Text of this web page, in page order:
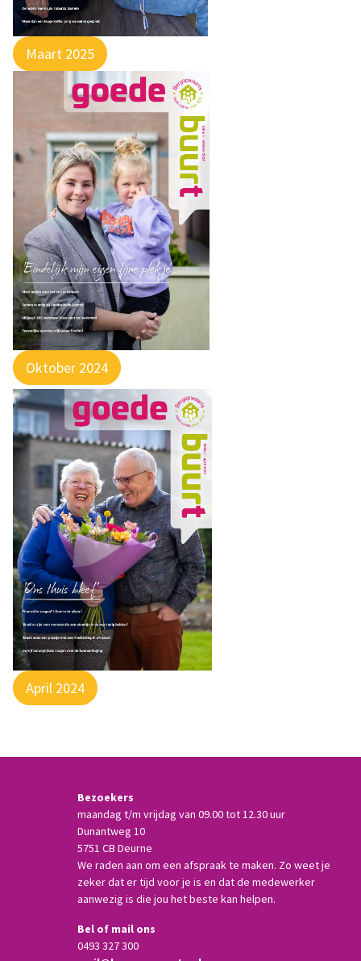
Maart 2025
Oktober 2024
April 2024
Bezoekers
maandag t/m vrijdag van 09.00 tot 12.30 uur
Dunantweg 10
5751 CB Deurne
We raden aan om een afspraak te maken. Zo weet je
zeker dat er tijd voor je is en dat de medewerker
aanwezig is die jou het beste kan helpen.
Bel of mail ons
0493 327 300